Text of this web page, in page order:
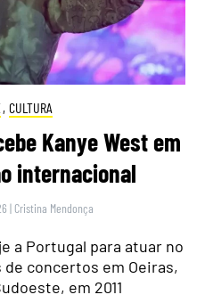
, CULTURA
Kanye West em
internacional
| Cristina Mendonça
a Portugal para atuar no
concertos em Oeiras,
em 2011